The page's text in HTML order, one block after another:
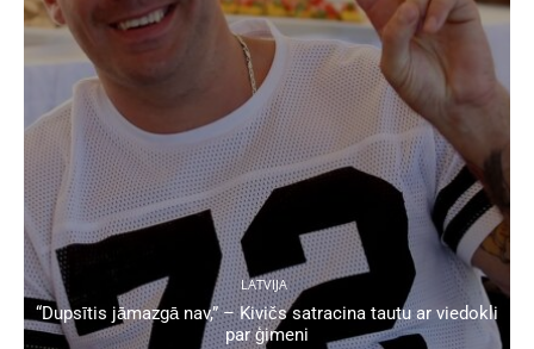
LATVIJA
“Dupsītis jāmazgā nav,” – Kivičs satracina tautu ar viedokli
par ģimeni